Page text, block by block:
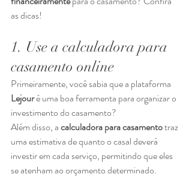
as dicas!
1. Use a calculadora para
casamento online
Primeiramente, você sabia que a plataforma
Lejour é uma boa ferramenta para organizar o
investimento do casamento?
Além disso, a calculadora para casamento traz
uma estimativa de quanto o casal deverá
investir em cada serviço, permitindo que eles
se atenham ao orçamento determinado.